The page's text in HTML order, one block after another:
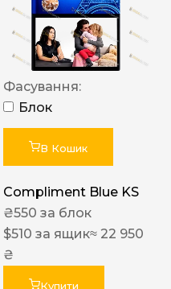
Фасування:
Блок
В Кошик
Compliment Blue KS
₴550 за блок
$510 за ящик≈ 22 950
₴
Купити